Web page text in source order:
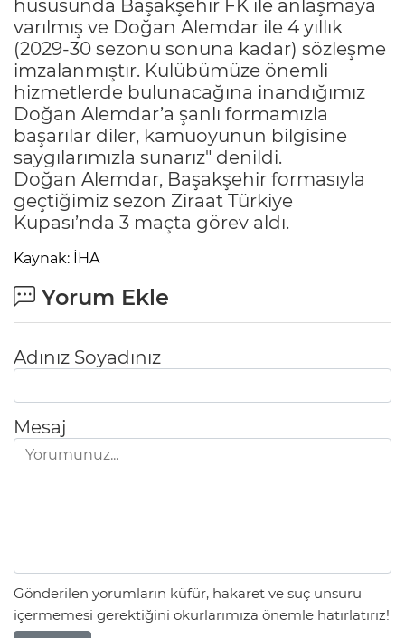
hususunda Başakşehir FK ile anlaşmaya
varılmış ve Doğan Alemdar ile 4 yıllık
(2029-30 sezonu sonuna kadar) sözleşme
imzalanmıştır. Kulübümüze önemli
hizmetlerde bulunacağına inandığımız
Doğan Alemdar’a şanlı formamızla
başarılar diler, kamuoyunun bilgisine
saygılarımızla sunarız" denildi.
Doğan Alemdar, Başakşehir formasıyla
geçtiğimiz sezon Ziraat Türkiye
Kupası’nda 3 maçta görev aldı.
Kaynak: İHA
Yorum Ekle
Adınız Soyadınız
Mesaj
Gönderilen yorumların küfür, hakaret ve suç unsuru
içermemesi gerektiğini okurlarımıza önemle hatırlatırız!